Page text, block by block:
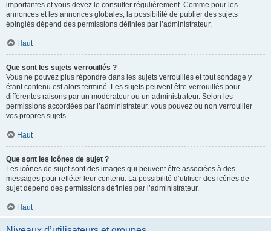
importantes et vous devez le consulter régulièrement. Comme pour les
annonces et les annonces globales, la possibilité de publier des sujets
épinglés dépend des permissions définies par l’administrateur.
Haut
Que sont les sujets verrouillés ?
Vous ne pouvez plus répondre dans les sujets verrouillés et tout sondage y
étant contenu est alors terminé. Les sujets peuvent être verrouillés pour
différentes raisons par un modérateur ou un administrateur. Selon les
permissions accordées par l’administrateur, vous pouvez ou non verrouiller
vos propres sujets.
Haut
Que sont les icônes de sujet ?
Les icônes de sujet sont des images qui peuvent être associées à des
messages pour refléter leur contenu. La possibilité d’utiliser des icônes de
sujet dépend des permissions définies par l’administrateur.
Haut